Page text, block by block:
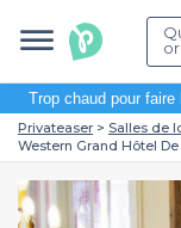
Trop chaud pour faire
Privateaser Salles de
Western Grand Hôtel